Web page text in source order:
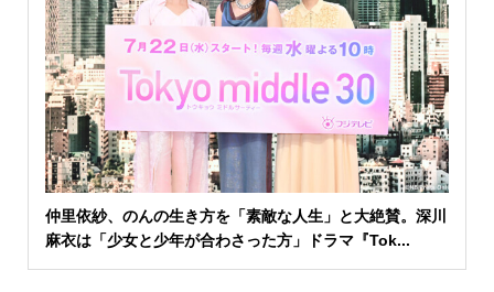
仲里依紗、のんの生き方を「素敵な人生」と大絶賛。深川
麻衣は「少女と少年が合わさった方」ドラマ『Tok...